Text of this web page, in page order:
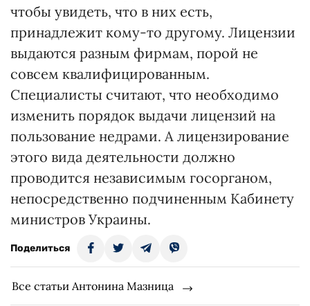
чтобы увидеть, что в них есть,
принадлежит кому-то другому. Лицензии
выдаются разным фирмам, порой не
совсем квалифицированным.
Специалисты считают, что необходимо
изменить порядок выдачи лицензий на
пользование недрами. А лицензирование
этого вида деятельности должно
проводится независимым госорганом,
непосредственно подчиненным Кабинету
министров Украины.
Поделиться
Все статьи Антонина Мазница